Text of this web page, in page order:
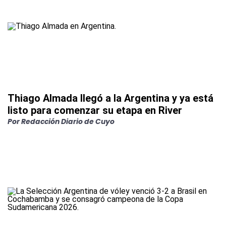
Thiago Almada llegó a la Argentina y ya está
listo para comenzar su etapa en River
PorRedacción Diario de Cuyo